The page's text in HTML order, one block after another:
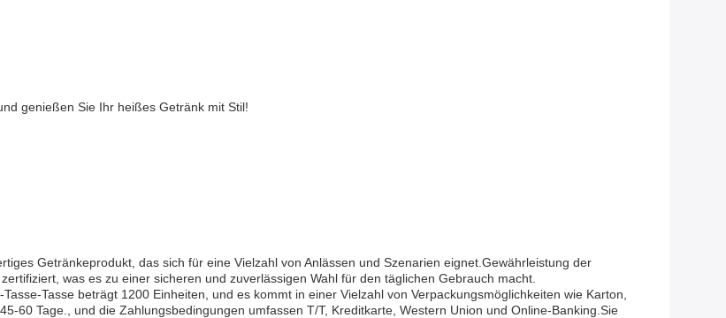
genießen Sie Ihr heißes Getränk mit Stil!
Getränkeprodukt, das sich für eine Vielzahl von Anlässen und Szenarien eignet.Gewährleistung der
was es zu einer sicheren und zuverlässigen Wahl für den täglichen Gebrauch macht.
Tasse beträgt 1200 Einheiten, und es kommt in einer Vielzahl von Verpackungsmöglichkeiten wie Karton,
60 Tage., und die Zahlungsbedingungen umfassen T/T, Kreditkarte, Western Union und Online-Banking.Sie